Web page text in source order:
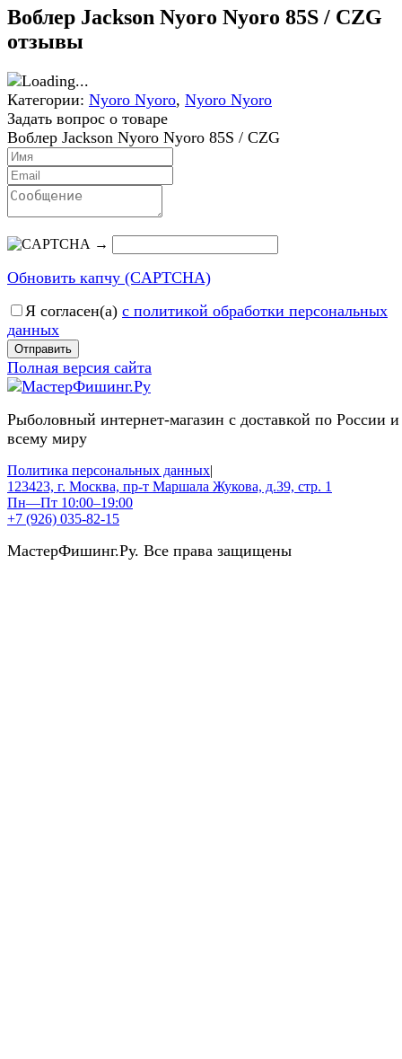
Воблер Jackson Nyoro Nyoro 85S / CZG
отзывы
Категории: Nyoro Nyoro, Nyoro Nyoro
Задать вопрос о товаре
Воблер Jackson Nyoro Nyoro 85S / CZG
→
Обновить капчу (CAPTCHA)
Я согласен(a) с политикой обработки персональных
данных
Отправить
Полная версия сайта
Рыболовный интернет-магазин с доставкой по России и
всему миру
Политика персональных данных|
123423, г. Москва, пр-т Маршала Жукова, д.39, стр. 1
Пн—Пт 10:00–19:00
+7 (926) 035-82-15
МастерФишинг.Ру. Все права защищены